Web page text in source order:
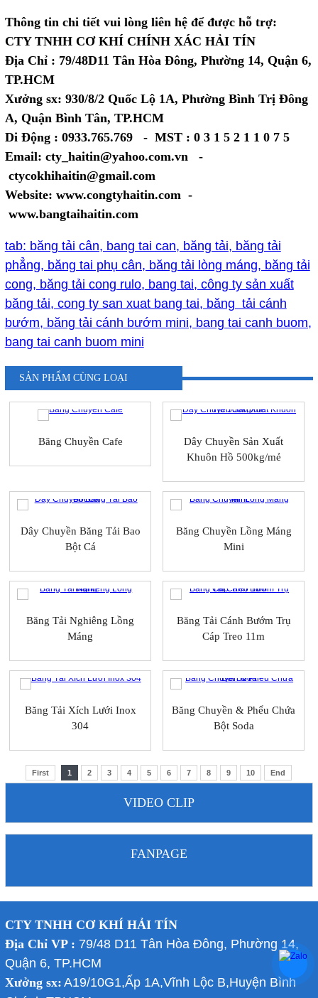
Thông tin chi tiết vui lòng liên hệ để được hỗ trợ:
CTY TNHH CƠ KHÍ CHÍNH XÁC HẢI TÍN
Địa Chỉ : 79/48D11 Tân Hòa Đông, Phường 14, Quận 6,
TP.HCM
Xưởng sx: 930/8/2 Quốc Lộ 1A, Phường Bình Trị Đông
A, Quận Bình Tân, TP.HCM
Di Động : 0933.765.769 - MST : 0 3 1 5 2 1 1 0 7 5
Email: cty_haitin@yahoo.com.vn -
ctycokhihaitin@gmail.com
Website: www.congtyhaitin.com -
www.bangtaihaitin.com
tab: băng tải cân, bang tai can, băng tải, băng tải
phẳng, băng tai phụ cân, băng tải lòng máng, băng tải
cong, băng tải cong rulo, bang tai, công ty sản xuất
băng tải, cong ty san xuat bang tai, băng tải cánh
bướm, băng tải cánh bướm mini, bang tai canh buom,
bang tai canh buom mini
SẢN PHẨM CÙNG LOẠI
Băng Chuyền Cafe
Dây Chuyền Sản Xuất
Khuôn Hồ 500kg/mẻ
Dây Chuyền Băng Tải Bao
Bột Cá
Băng Chuyền Lồng Máng
Mini
Băng Tải Nghiêng Lồng
Máng
Băng Tải Cánh Bướm Trụ
Cáp Treo 11m
Băng Tải Xích Lưới Inox
304
Băng Chuyền & Phểu Chứa
Bột Soda
First 1 2 3 4 5 6 7 8 9 10 End
VIDEO CLIP
FANPAGE
CTY TNHH CƠ KHÍ HẢI TÍN
Địa Chỉ VP : 79/48 D11 Tân Hòa Đông, Phường 14,
Quận 6, TP.HCM
Xưởng sx: A19/10G1,Ấp 1A,Vĩnh Lộc B,Huyện Bình